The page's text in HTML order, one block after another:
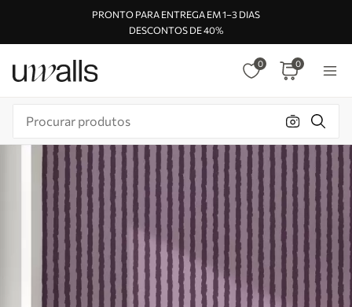
PRONTO PARA ENTREGA EM 1–3 DIAS
DESCONTOS DE 40%
0 0